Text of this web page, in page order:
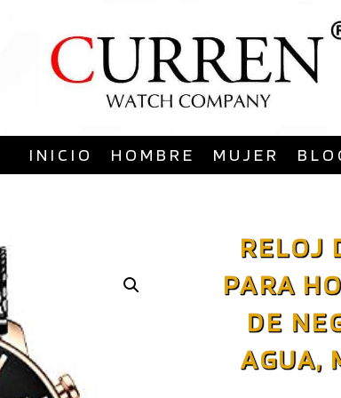
al
contenido
INICIO HOMBRE MUJER
RELOJ
PARA
DE
AGUA,